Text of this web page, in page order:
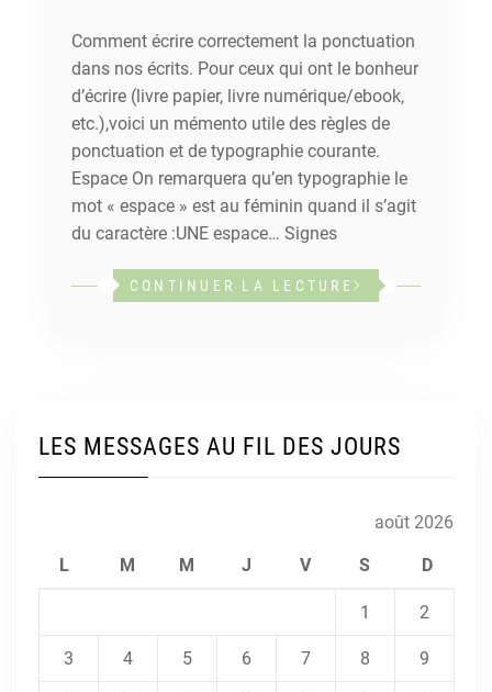
Comment écrire correctement la ponctuation
dans nos écrits. Pour ceux qui ont le bonheur
d’écrire (livre papier, livre numérique/ebook,
etc.),voici un mémento utile des règles de
ponctuation et de typographie courante.
Espace On remarquera qu’en typographie le
mot « espace » est au féminin quand il s’agit
du caractère :UNE espace… Signes
CONTINUER LA LECTURE
LES MESSAGES AU FIL DES JOURS
août 2026
L M M J V S D
1 2
3 4 5 6 7 8 9